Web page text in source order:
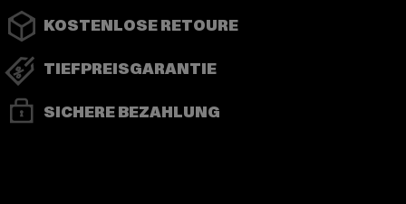
KOSTENLOSE RETOURE
TIEFPREISGARANTIE
SICHERE BEZAHLUNG